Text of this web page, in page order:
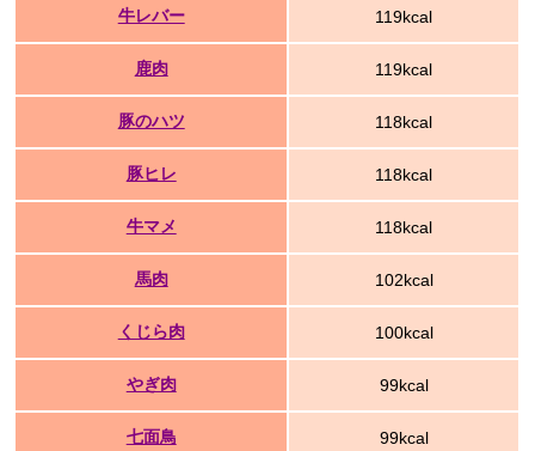
牛レバー 119kcal
鹿肉 119kcal
豚のハツ 118kcal
豚ヒレ 118kcal
牛マメ 118kcal
馬肉 102kcal
くじら肉 100kcal
やぎ肉 99kcal
七面鳥 99kcal